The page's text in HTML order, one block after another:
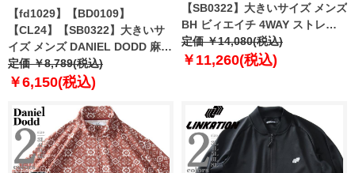
【fd1029】【BD0109】
【CL24】【SB0322】大きいサ
イズ メンズ DANIEL DODD 麻混
MA-1タイプ ブルゾン 846-b-
240101
定価 ￥8,789(税込)
￥6,150(税込)
【SB0322】大きいサイズ メンズ
BH ビィエイチ 4WAY ストレッ
チ セパレート フーデッド ブルゾ
ン 撥水加工 bhb-240101
定価 ￥14,080(税込)
￥11,260(税込)